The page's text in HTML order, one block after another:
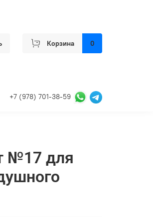
Корзина 0
+7 (978) 701-38-59
№17 для